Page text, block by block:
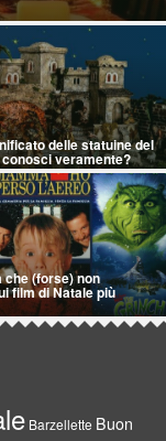
delle statuine del
veramente?
che (forse) non
film di Natale più
Barzellette Buon